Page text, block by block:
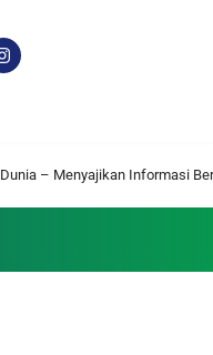
Informasi Berita Terkini